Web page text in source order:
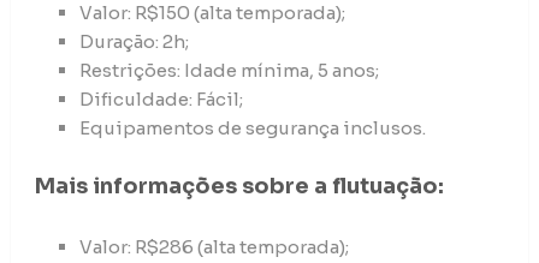
Valor: R$150 (alta temporada);
Duração: 2h;
Restrições: Idade mínima, 5 anos;
Dificuldade: Fácil;
Equipamentos de segurança inclusos.
Mais informações sobre a flutuação:
Valor: R$286 (alta temporada);